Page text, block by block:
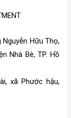
Hữu Thọ,
Nhà Bè, TP. Hồ
xã Phước hậu,